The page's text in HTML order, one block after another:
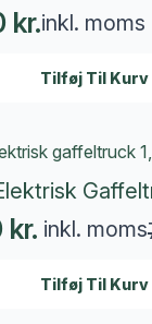
kr.inkl. moms
Tilføj Til Kurv
kr. inkl. moms
Tilføj Til Kurv